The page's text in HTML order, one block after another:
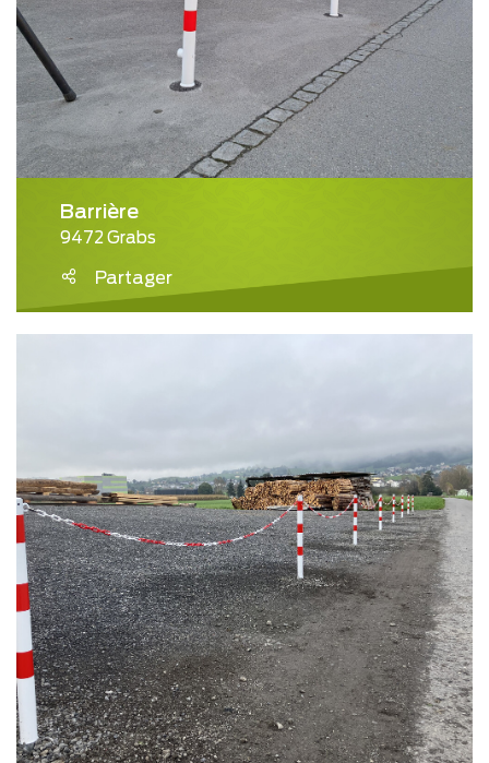
Barrière
9472 Grabs
Partager